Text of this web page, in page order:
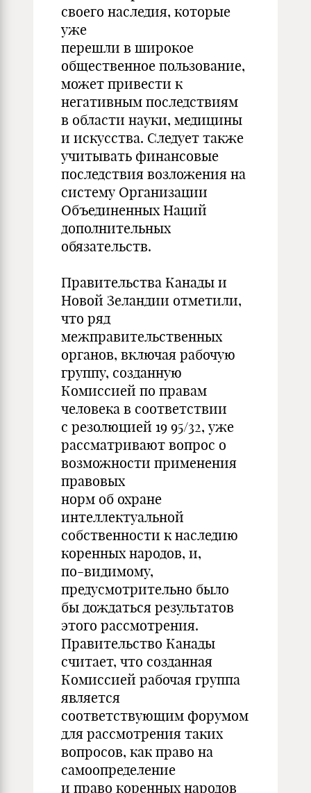
своего наследия, которые
уже
перешли в широкое
общественное пользование,
может привести к
негативным последствиям
в области науки, медицины
и искусства. Следует также
учитывать финансовые
последствия возложения на
систему Организации
Объединенных Наций
дополнительных
обязательств.
Правительства Канады и
Новой Зеландии отметили,
что ряд
межправительственных
органов, включая рабочую
группу, созданную
Комиссией по правам
человека в соответствии
с резолюцией 19 95/32, уже
рассматривают вопрос о
возможности применения
правовых
норм об охране
интеллектуальной
собственности к наследию
коренных народов, и,
по-видимому,
предусмотрительно было
бы дождаться результатов
этого рассмотрения.
Правительство Канады
считает, что созданная
Комиссией рабочая группа
является
соответствующим форумом
для рассмотрения таких
вопросов, как право на
самоопределение
и право коренных народов